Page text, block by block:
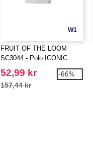
W1
FRUIT OF THE LOOM
SC3044 - Polo ICONIC
52,99 kr
157,44 kr
-66%